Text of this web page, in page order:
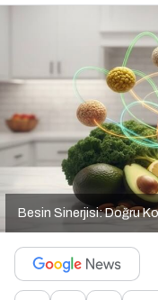
Besin Sinerjisi: Doğru